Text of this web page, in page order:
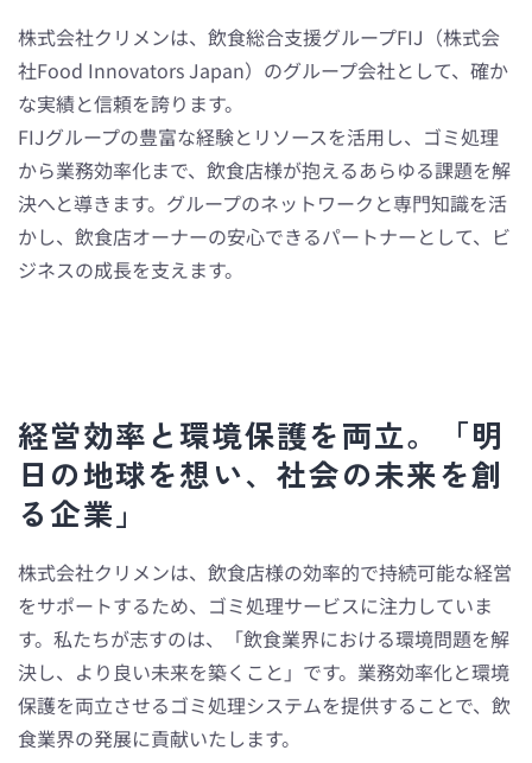
株式会社クリメンは、飲食総合支援グループFIJ（株式会
社Food Innovators Japan）のグループ会社として、確か
な実績と信頼を誇ります。
FIJグループの豊富な経験とリソースを活用し、ゴミ処理
から業務効率化まで、飲食店様が抱えるあらゆる課題を解
決へと導きます。グループのネットワークと専門知識を活
かし、飲食店オーナーの安心できるパートナーとして、ビ
ジネスの成長を支えます。
経営効率と環境保護を両立。「明
日の地球を想い、社会の未来を創
る企業」
株式会社クリメンは、飲食店様の効率的で持続可能な経営
をサポートするため、ゴミ処理サービスに注力していま
す。私たちが志すのは、「飲食業界における環境問題を解
決し、より良い未来を築くこと」です。業務効率化と環境
保護を両立させるゴミ処理システムを提供することで、飲
食業界の発展に貢献いたします。